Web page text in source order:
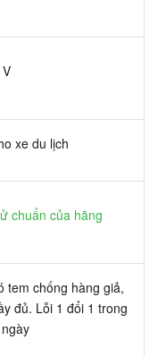
V
xe du lịch
chuẩn của hãng
tem chống hàng giả,
đủ. Lỗi 1 đổi 1 trong